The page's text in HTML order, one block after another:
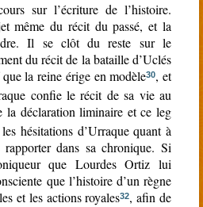
sur l’écriture de l’histoire.
même du récit du passé, et la
Il se clôt du reste sur le
du récit de la bataille d’Uclés
la reine érige en modèle30, et
confie le récit de sa vie au
la déclaration liminaire et ce leg
hésitations d’Urraque quant à
dans sa chronique. Si
que Lourdes Ortiz lui
que l’histoire d’un règne
et les actions royales32, afin de